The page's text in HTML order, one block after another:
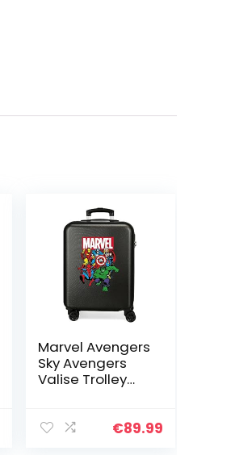
Marvel Avengers
Sky Avengers
Valise Trolley
Rigide ABS
€89.99